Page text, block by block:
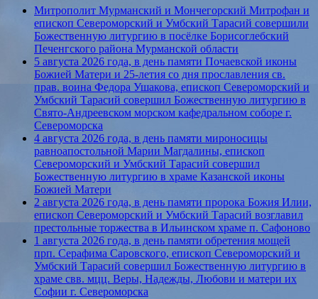
Митрополит Мурманский и Мончегорский Митрофан и
епископ Североморский и Умбский Тарасий совершили
Божественную литургию в посёлке Борисоглебский
Печенгского района Мурманской области
5 августа 2026 года, в день памяти Почаевской иконы
Божией Матери и 25-летия со дня прославления св.
прав. воина Федора Ушакова, епископ Североморский и
Умбский Тарасий совершил Божественную литургию в
Свято-Андреевском морском кафедральном соборе г.
Североморска
4 августа 2026 года, в день памяти мироносицы
равноапостольной Марии Магдалины, епископ
Североморский и Умбский Тарасий совершил
Божественную литургию в храме Казанской иконы
Божией Матери
2 августа 2026 года, в день памяти пророка Божия Илии,
епископ Североморский и Умбский Тарасий возглавил
престольные торжества в Ильинском храме п. Сафоново
1 августа 2026 года, в день памяти обретения мощей
прп. Серафима Саровского, епископ Североморский и
Умбский Тарасий совершил Божественную литургию в
храме свв. мцц. Веры, Надежды, Любови и матери их
Софии г. Североморска